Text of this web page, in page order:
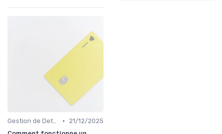
Gestion de Dettes et Crédits •
21/12/2025